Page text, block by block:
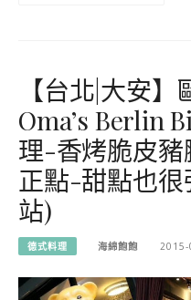
【台北|大安
Oma’s Berlin
理-香烤脆皮
正點-甜點也很
站)
德式料理 海綿飽飽 2015-